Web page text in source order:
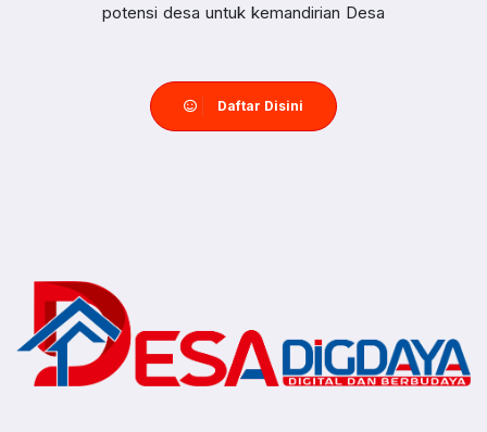
potensi desa untuk kemandirian Desa
Daftar Disini